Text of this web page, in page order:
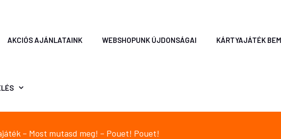
AKCIÓS AJÁNLATAINK WEBSHOPUNK ÚJDONSÁGAI KÁRTYAJÁTÉK
– Most mutasd meg! – Pouet! Pouet!